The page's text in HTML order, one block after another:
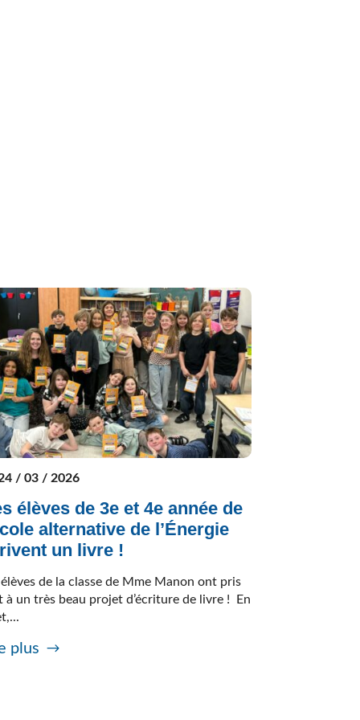
/ 03 / 2026
élèves de 3e et 4e année de
alternative de l’Énergie
un livre !
élèves de la classe de Mme Manon ont pris
à un très beau projet d’écriture de livre ! En
plus